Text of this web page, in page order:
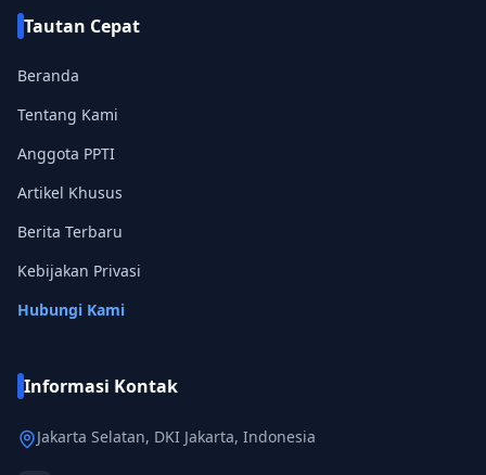
Tautan Cepat
Beranda
Tentang Kami
Anggota PPTI
Artikel Khusus
Berita Terbaru
Kebijakan Privasi
Hubungi Kami
Informasi Kontak
Jakarta Selatan, DKI Jakarta, Indonesia